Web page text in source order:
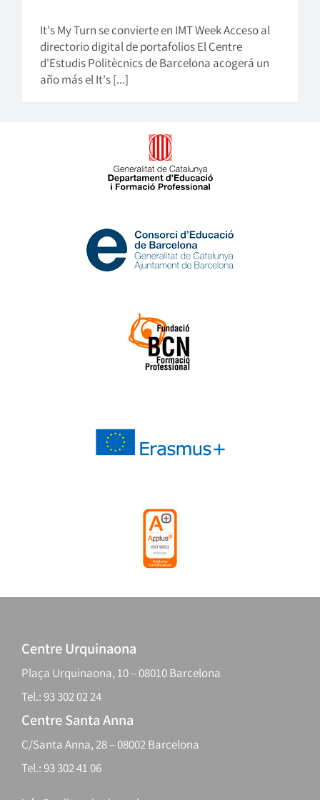
It's My Turn se convierte en IMT Week Acceso al
directorio digital de portafolios El Centre
d'Estudis Politècnics de Barcelona acogerá un
año más el It's [...]
Centre Urquinaona
Plaça Urquinaona, 10 – 08010 Barcelona
Tel.: 93 302 02 24
Centre Santa Anna
C/Santa Anna, 28 – 08002 Barcelona
Tel.: 93 302 41 06